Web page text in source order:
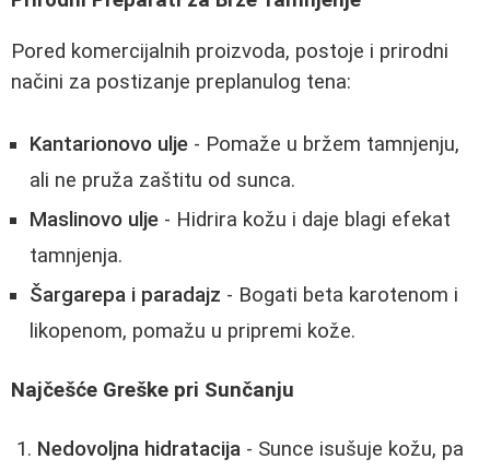
Pored komercijalnih proizvoda, postoje i prirodni
načini za postizanje preplanulog tena:
Kantarionovo ulje - Pomaže u bržem tamnjenju,
ali ne pruža zaštitu od sunca.
Maslinovo ulje - Hidrira kožu i daje blagi efekat
tamnjenja.
Šargarepa i paradajz - Bogati beta karotenom i
likopenom, pomažu u pripremi kože.
Najčešće Greške pri Sunčanju
Nedovoljna hidratacija - Sunce isušuje kožu, pa